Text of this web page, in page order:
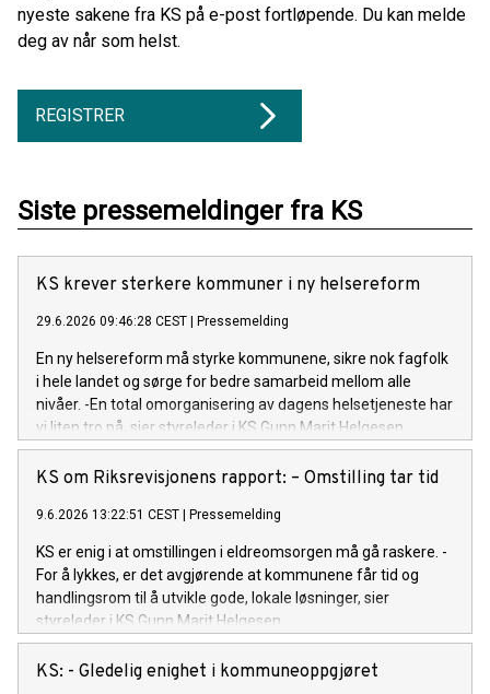
nyeste sakene fra KS på e-post fortløpende. Du kan melde
deg av når som helst.
REGISTRER
Siste pressemeldinger fra KS
KS krever sterkere kommuner i ny helsereform
29.6.2026 09:46:28 CEST Pressemelding
En ny helsereform må styrke kommunene, sikre nok fagfolk
i hele landet og sørge for bedre samarbeid mellom alle
nivåer. -En total omorganisering av dagens helsetjeneste har
vi liten tro på, sier styreleder i KS Gunn Marit Helgesen.
KS om Riksrevisjonens rapport: – Omstilling tar tid
9.6.2026 13:22:51 CEST Pressemelding
KS er enig i at omstillingen i eldreomsorgen må gå raskere. -
For å lykkes, er det avgjørende at kommunene får tid og
handlingsrom til å utvikle gode, lokale løsninger, sier
styreleder i KS Gunn Marit Helgesen.
KS: - Gledelig enighet i kommuneoppgjøret